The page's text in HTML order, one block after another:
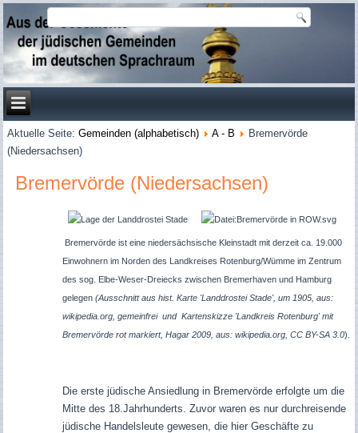
Aktuelle Seite:Gemeinden (alphabetisch) A - B
Bremervörde
(Niedersachsen)
Bremervörde (Niedersachsen)
Bremervörde ist eine niedersächsische Kleinstadt mit derzeit ca. 19.000
Einwohnern im Norden des Landkreises Rotenburg/Wümme im Zentrum
des sog. Elbe-Weser-Dreiecks zwischen Bremerhaven und Hamburg
gelegen (Ausschnitt aus hist. Karte 'Landdrostei Stade', um 1905, aus:
wikipedia.org, gemeinfrei und Kartenskizze 'Landkreis Rotenburg' mit
Bremervörde rot markiert, Hagar 2009, aus: wikipedia.org, CC BY-SA 3.0).
Die erste jüdische Ansiedlung in Bremervörde erfolgte um die
Mitte des 18.Jahrhunderts. Zuvor waren es nur durchreisende
jüdische Handelsleute gewesen, die hier Geschäfte zu